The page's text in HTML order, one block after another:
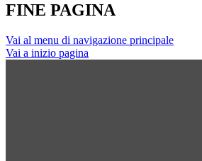
FINE PAGINA
Vai al menu di navigazione principale
Vai a inizio pagina